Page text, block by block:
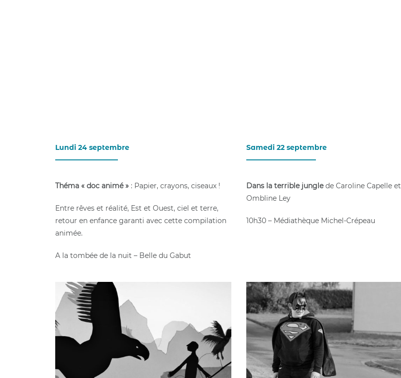
Lundi 24 septembre
__________________
Théma « doc animé » : Papier, crayons, ciseaux !
Entre rêves et réalité, Est et Ouest, ciel et terre,
retour en enfance garanti avec cette compilation
animée.
A la tombée de la nuit – Belle du Gabut
Samedi 22 septembre
____________________
Dans la terrible junglede Caroline Capelle et
Ombline Ley
10h30 – Médiathèque Michel-Crépeau